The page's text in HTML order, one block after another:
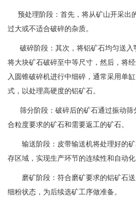
预处理阶段：首先，将从矿山开采出
过大或不适合破碎的杂质。
破碎阶段：其次，将铝矿石均匀送入
将大块矿石破碎至中等尺寸，然后，将
入圆锥破碎机进行中细碎，通常采用单
式，以处理高硬度的铝矿石。
筛分阶段：破碎后的矿石通过振动筛
合粒度要求的矿石和需要返工的矿石。
输送阶段：皮带输送机将处理好的矿
存区域，实现生产环节的连续性和自动化
磨矿阶段：符合磨矿要求的铝矿石送
细粉状态，为后续选矿工序做准备。